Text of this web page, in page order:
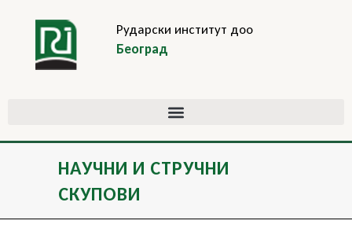
Рударски институт доо
Београд
НАУЧНИ И СТРУЧНИ
СКУПОВИ